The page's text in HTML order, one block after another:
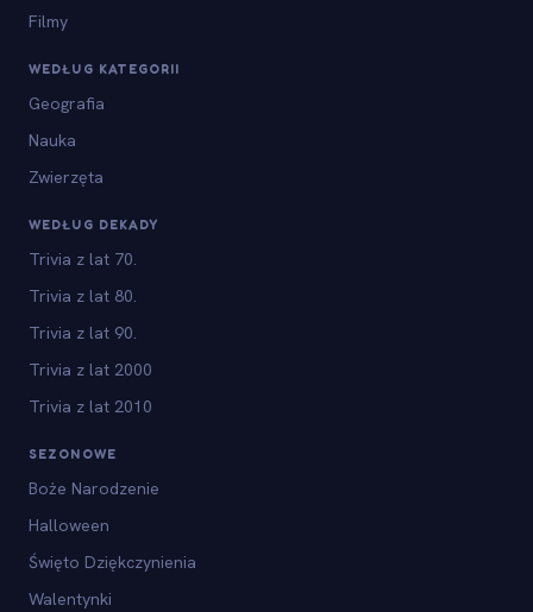
Filmy
WEDŁUG KATEGORII
Geografia
Nauka
Zwierzęta
WEDŁUG DEKADY
Trivia z lat 70.
Trivia z lat 80.
Trivia z lat 90.
Trivia z lat 2000
Trivia z lat 2010
SEZONOWE
Boże Narodzenie
Halloween
Święto Dziękczynienia
Walentynki